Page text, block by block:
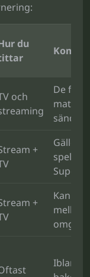
du
och
De
sänds
+
Gäller
spel i
+
Kan
mellan
Ibland